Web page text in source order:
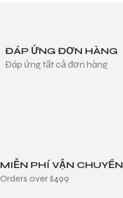
ĐÁP ỨNG ĐƠN HÀNG
Đáp ứng tất cả đơn hàng
MIỄN PHÍ VẬN CHUYỂN
Orders over $499